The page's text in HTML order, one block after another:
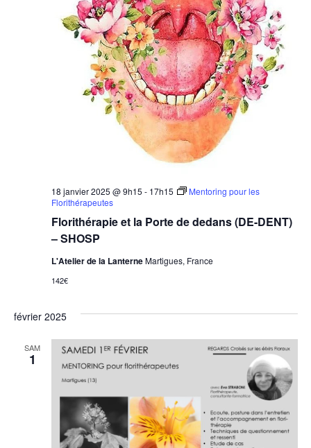
Florithérapie et la Porte de dedans (DE-DENT)
– SHOSP
18 janvier 2025 @ 9h15 - 17h15
Mentoring pour les
Florithérapeutes
L'Atelier de la LanterneMartigues, France
142€
février 2025
SAM
1